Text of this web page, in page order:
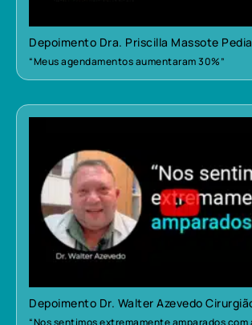
Depoimento Dra. Priscilla Massote
“Meus agendamentos aumentaram 30%”
Depoimento Dr. Walter Azevedo